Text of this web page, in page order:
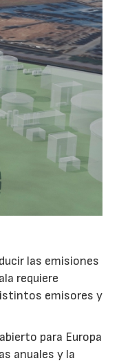
las emisiones
requiere
emisores y
para Europa
anuales y la